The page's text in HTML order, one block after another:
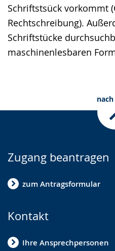
Schriftstsück vorkommt
Rechtschreibung).
Schriftstücke
maschinenlesbaren
Zugang beantragen
zum Antragsformular
Kontakt
Ihre Ansprechpersonen